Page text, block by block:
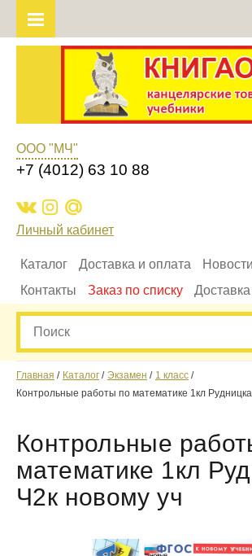
ООО "МЧ"
+7 (4012) 63 10 88
Личный кабинет
Каталог Доставка и оплата Новости
Контакты
Заказ по списку
Главная Каталог Экзамен
1 класс
Контрольные работы по математике 1кл
Контрольные
математике 1кл
Ч2к новому уч